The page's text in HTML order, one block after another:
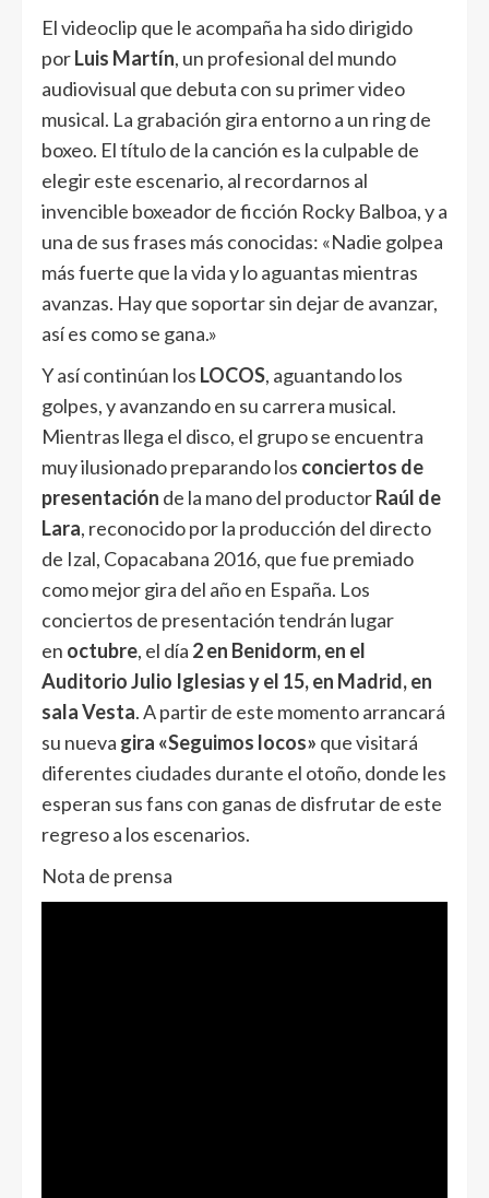
El videoclip que le acompaña ha sido dirigido
porLuis Martín, un profesional del mundo
audiovisual que debuta con su primer video
musical. La grabación gira entorno a un ring de
boxeo. El título de la canción es la culpable de
elegir este escenario, al recordarnos al
invencible boxeador de ficción Rocky Balboa, y a
una de sus frases más conocidas: «Nadie golpea
más fuerte que la vida y lo aguantas mientras
avanzas. Hay que soportar sin dejar de avanzar,
así es como se gana.»
Y así continúan los LOCOS, aguantando los
golpes, y avanzando en su carrera musical.
Mientras llega el disco, el grupo se encuentra
muy ilusionado preparando los conciertos de
presentación de la mano del productorRaúl de
Lara, reconocido por la producción del directo
de Izal, Copacabana 2016, que fue premiado
como mejor gira del año en España. Los
conciertos de presentación tendrán lugar
en octubre, el día 2 en Benidorm, en el
Auditorio Julio Iglesias y el 15, en Madrid, en
sala Vesta. A partir de este momento arrancará
su nueva gira «Seguimos locos» que visitará
diferentes ciudades durante el otoño, donde les
esperan sus fans con ganas de disfrutar de este
regreso a los escenarios.
Nota de prensa